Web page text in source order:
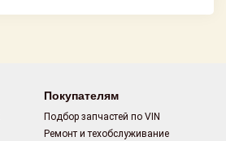
Покупателям
Подбор запчастей по VIN
Ремонт и техобслуживание